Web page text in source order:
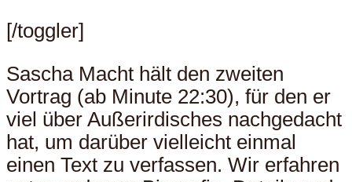
[/toggler]
Sascha Macht hält den zweiten
Vortrag (ab Minute 22:30), für den er
viel über Außerirdisches nachgedacht
hat, um darüber vielleicht einmal
einen Text zu verfassen. Wir erfahren